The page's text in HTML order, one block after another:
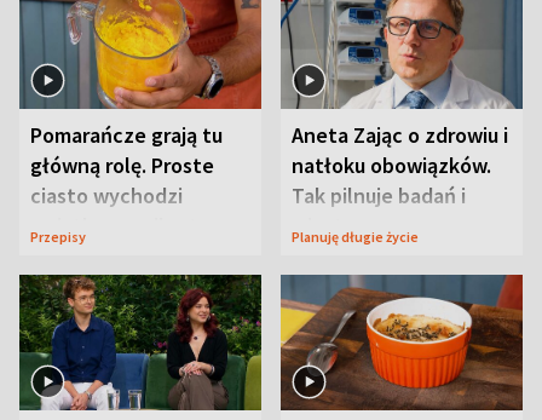
Pomarańcze grają tu
główną rolę. Proste
ciasto wychodzi
wyjątkowo wilgotne
Przepisy
Aneta Zając o zdrowiu i
natłoku obowiązków.
Tak pilnuje badań i
wizyt
Planuję długie życie